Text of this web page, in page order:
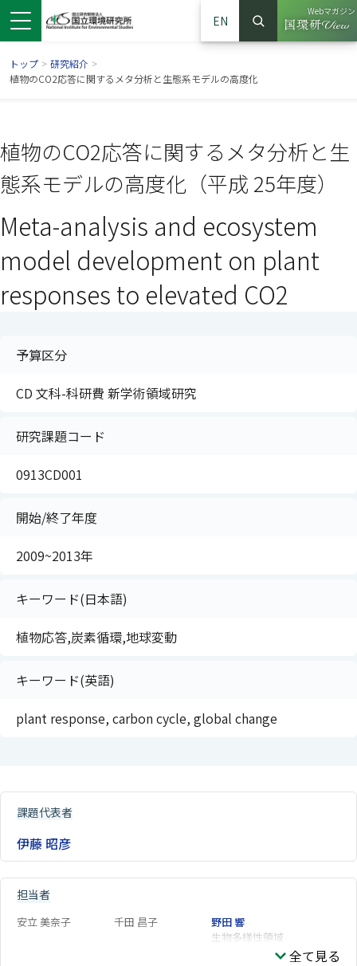
ンドウで開きます）
ウインドウで開きます）
EN
サイト内検索
検索
Webマガジン
（別ウイ
トップ > 研究紹介 >
植物のCO2応答に関するメタ分析と生態系モデルの高度化
植物のCO2応答に関するメタ分析と生
態系モデルの高度化（平成 25年度）
Meta-analysis and ecosystem
model development on plant
responses to elevated CO2
予算区分
CD 文科-科研費 新学術領域研究
研究課題コード
0913CD001
開始/終了年度
2009~2013年
キーワード(日本語)
植物応答,炭素循環,地球変動
キーワード(英語)
plant response, carbon cycle, global change
課題代表者
伊藤 昭彦
担当者
安立 美奈子 千田 昌子
野田 響
生物多様性領域
全て見る